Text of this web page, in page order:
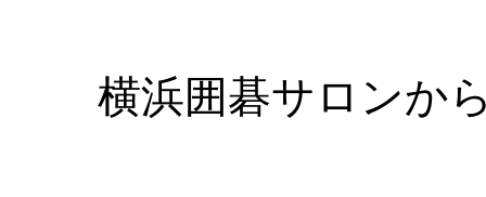
横浜囲碁サロンか